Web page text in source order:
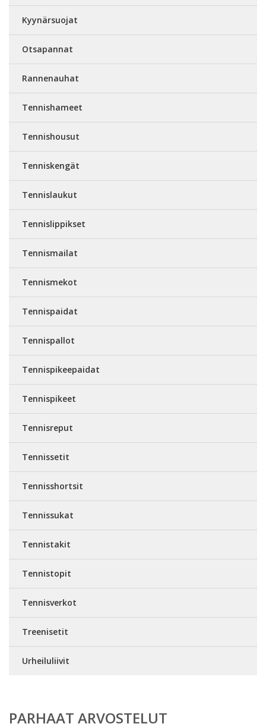
Kyynärsuojat
Otsapannat
Rannenauhat
Tennishameet
Tennishousut
Tenniskengät
Tennislaukut
Tennislippikset
Tennismailat
Tennismekot
Tennispaidat
Tennispallot
Tennispikeepaidat
Tennispikeet
Tennisreput
Tennissetit
Tennisshortsit
Tennissukat
Tennistakit
Tennistopit
Tennisverkot
Treenisetit
Urheiluliivit
PARHAAT ARVOSTELUT